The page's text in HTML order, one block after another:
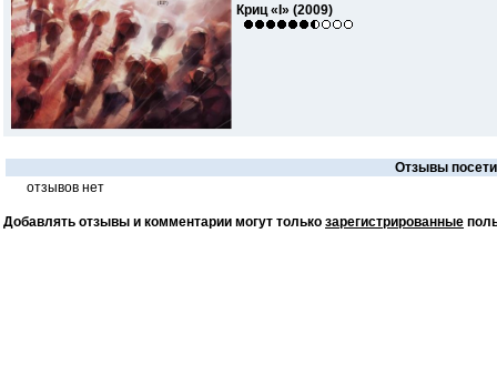
Криц «I» (2009)
Отзывы
отзывов нет
Добавлять отзывы и комментарии могут только зарегистрированные